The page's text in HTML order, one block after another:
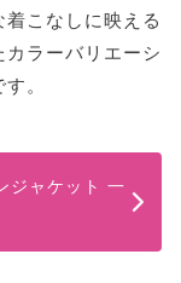
こなしに映える
ラーバリエーシ
。
ジャケット 一